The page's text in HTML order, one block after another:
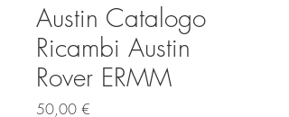
Austin Catalogo
Ricambi Austin
Rover ERMM
50,00 €